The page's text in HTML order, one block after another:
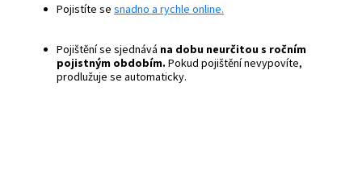
Pojistíte se snadno a rychle online.
Pojištění se sjednává na dobu neurčitou s ročním
pojistným obdobím. Pokud pojištění nevypovíte,
prodlužuje se automaticky.